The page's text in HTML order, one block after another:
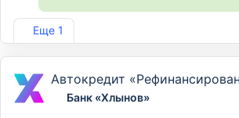
Еще 1
Лиц. №2707
Автокредит
Банк «Хлынов»